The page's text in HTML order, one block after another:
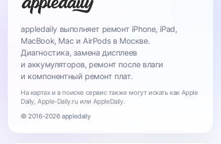
appledaily выполняет ремонт iPhone, iPad,
MacBook, Mac и AirPods в Москве.
Диагностика, замена дисплеев
и аккумуляторов, ремонт после влаги
и компонентный ремонт плат.
На картах и в поиске сервис также могут искать как Apple
Daily, Apple-Daily.ru или AppleDaily.
© 2016-2026 appledaily